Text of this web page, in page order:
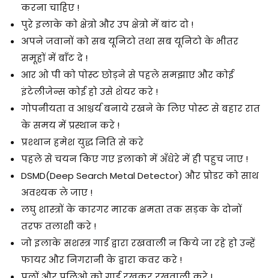
करना चाहिए !
पुरे इलाके को क्षेत्रो और उप क्षेत्रो में बांट दो !
अपने जवानों को सब यूनिटो तथा सब यूनिटो के भीतर
समूहों में बाँट दे !
आर ओ पी को पोस्ट छोड़ने से पहले समझाए और कोई
इंटेलीजेन्स कोई हो उसे शेयर करे !
गोपनीयता व आश्चर्य बनाये रखने के लिए पोस्ट से बहार रात
के समय में प्रस्थान करे !
प्रश्थान हमेश युद्ध निति से करे
पहले से चयन किए गए इलाको में अँधेरे में ही पहुच जाए !
DSMD(Deep Search Metal Detector) और प्रोडर को साथ
अवश्यक ले जाए !
लघु शास्त्रों के कारगर मारक क्षमता तक सड़क के दोनों
तरफ तलाशी करे !
जो इलाके सशस्त्र गार्ड द्वारा रखवाली न किये जा रहे हो उन्हें
फायर और निगरानी के द्वारा कवर करे !